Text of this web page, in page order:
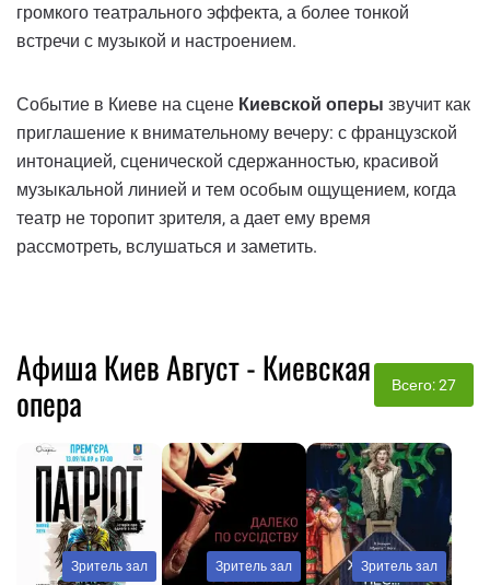
громкого театрального эффекта, а более тонкой
встречи с музыкой и настроением.
Событие в Киеве на сцене Киевской оперы звучит как
приглашение к внимательному вечеру: с французской
интонацией, сценической сдержанностью, красивой
музыкальной линией и тем особым ощущением, когда
театр не торопит зрителя, а дает ему время
рассмотреть, вслушаться и заметить.
Афиша Киев Август - Киевская
опера
Всего: 27
Зритель зал Зритель зал Зритель зал